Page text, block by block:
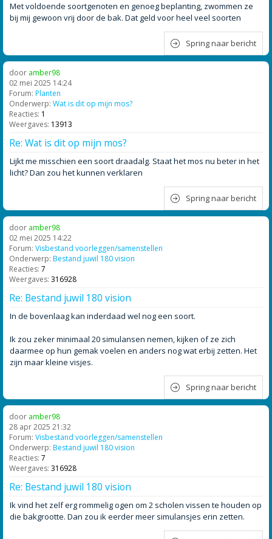
Met voldoende soortgenoten en genoeg beplanting, zwommen ze
bij mij gewoon vrij door de bak. Dat geld voor heel veel soorten
Spring naar bericht
door amber98
02 mei 2025 14:24
Forum: Planten
Onderwerp: Wat is dit op mijn mos?
Reacties: 1
Weergaves: 13913
Re: Wat is dit op mijn mos?
Lijkt me misschien een soort draadalg. Staat het mos nu beter in het
licht? Dan zou het kunnen verklaren
Spring naar bericht
door amber98
02 mei 2025 14:22
Forum: Visbestand voorleggen/samenstellen
Onderwerp: Bestand juwil 180 vision
Reacties: 7
Weergaves: 316928
Re: Bestand juwil 180 vision
In de bovenlaag kan inderdaad wel nog een soort.
Ik zou zeker minimaal 20 simulansen nemen, kijken of ze zich
daarmee op hun gemak voelen en anders nog wat erbij zetten. Het
zijn maar kleine visjes.
Spring naar bericht
door amber98
28 apr 2025 21:32
Forum: Visbestand voorleggen/samenstellen
Onderwerp: Bestand juwil 180 vision
Reacties: 7
Weergaves: 316928
Re: Bestand juwil 180 vision
Ik vind het zelf erg rommelig ogen om 2 scholen vissen te houden op
die bakgrootte. Dan zou ik eerder meer simulansjes erin zetten.